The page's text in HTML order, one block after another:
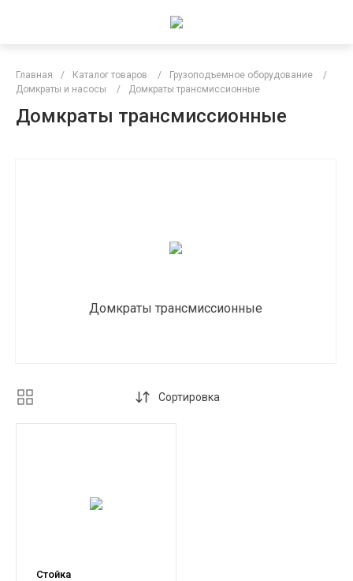
Главная / Каталог товаров / Грузоподъемное оборудование
/
Домкраты и насосы
/ Домкраты трансмиссионные
Домкраты трансмиссионные
Домкраты трансмиссионные
Сортировка
Стойка